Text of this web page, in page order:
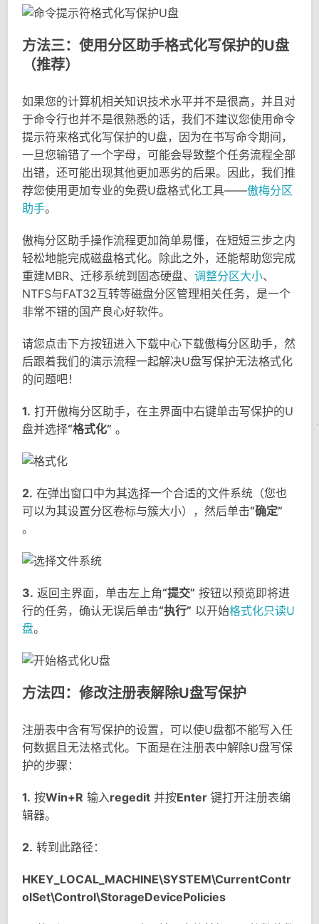
方法三：使用分区助手格式化写保护的U盘
（推荐）
如果您的计算机相关知识技术水平并不是很高，并且对
于命令行也并不是很熟悉的话，我们不建议您使用命令
提示符来格式化写保护的U盘，因为在书写命令期间，
一旦您输错了一个字母，可能会导致整个任务流程全部
出错，还可能出现其他更加恶劣的后果。因此，我们推
荐您使用更加专业的免费U盘格式化工具——傲梅分区
助手。
傲梅分区助手操作流程更加简单易懂，在短短三步之内
轻松地能完成磁盘格式化。除此之外，还能帮助您完成
重建MBR、迁移系统到固态硬盘、 调整分区大小、
NTFS与FAT32互转等磁盘分区管理相关任务，是一个
非常不错的国产良心好软件。
请您点击下方按钮进入下载中心下载傲梅分区助手，然
后跟着我们的演示流程一起解决U盘写保护无法格式化
的问题吧！
1. 打开傲梅分区助手，在主界面中右键单击写保护的U
盘并选择“格式化” 。
2. 在弹出窗口中为其选择一个合适的文件系统（您也
可以为其设置分区卷标与簇大小），然后单击“确定”
。
3. 返回主界面，单击左上角“提交” 按钮以预览即将进
行的任务，确认无误后单击“执行” 以开始格式化只读U
盘。
方法四：修改注册表解除U盘写保护
注册表中含有写保护的设置，可以使U盘都不能写入任
何数据且无法格式化。下面是在注册表中解除U盘写保
护的步骤：
1. 按Win+R 输入regedit 并按Enter 键打开注册表编
辑器。
2. 转到此路径：
HKEY_LOCAL_MACHINE\SYSTEM\CurrentContr
olSet\Control\StorageDevicePolicies